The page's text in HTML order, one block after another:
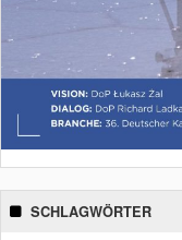
SCHLAGWÖRTER